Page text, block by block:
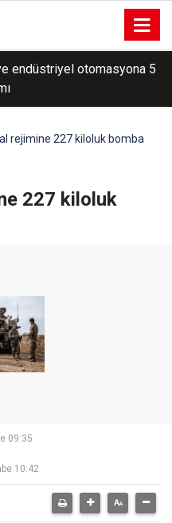
endüstriyel otomasyona 5
yoluyla 138,7 milyon
rejimine 227 kiloluk bomba
227 kiloluk
09:35
10:42